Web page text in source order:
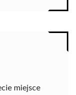
miejsce